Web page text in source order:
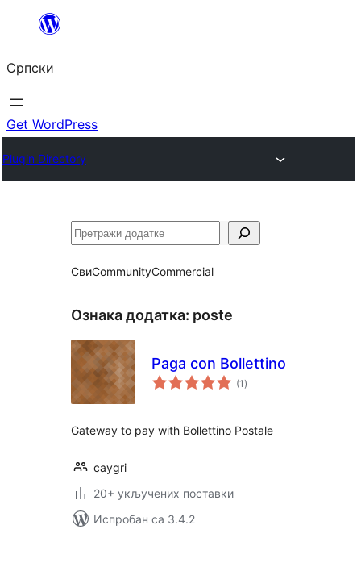
Скочи
садржај
Српски
Get WordPress
Plugin Directory
Претрага
СвиCommunityCommercial
Ознака додатка: poste
Paga con Bollettino
(1 укупних
оцена
)
Gateway to pay with Bollettino Postale
caygri
20+ укључених поставки
Испробан са 3.4.2